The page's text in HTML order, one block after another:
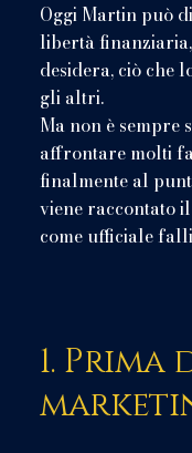
Oggi Martin può
libertà
desidera, ciò che
gli altri.
Ma non è sempre
affrontare molti
finalmente al
viene raccontato
come ufficiale
1.